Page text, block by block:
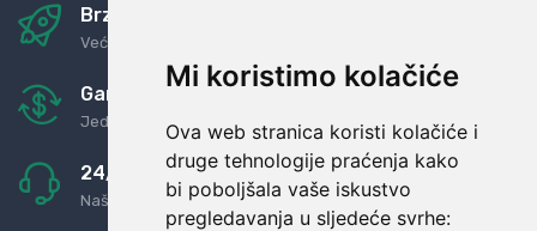
Mi koristimo kolačiće
Ova web stranica koristi kolačiće i
druge tehnologije praćenja kako
bi poboljšala vaše iskustvo
pregledavanja u sljedeće svrhe:
Brza i sigurna dostava
Već za nekoliko dana kod vas
Garancija u povrat novaca
Jednostavno pravilo: Roba za novac
24/7 odlična podrška
Naši agenti uvijek na raspolaganju